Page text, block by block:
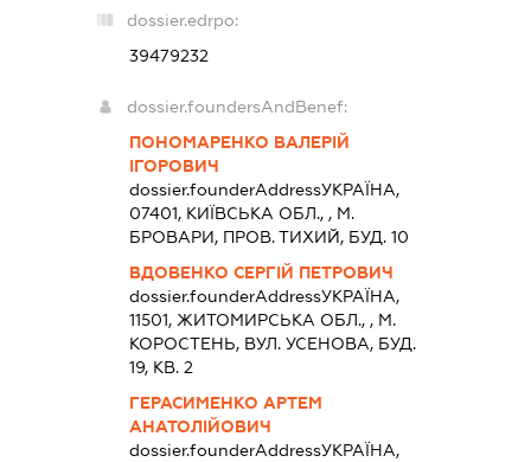
dossier.edrpo:
39479232
dossier.foundersAndBenef:
ПОНОМАРЕНКО ВАЛЕРІЙ
ІГОРОВИЧ
dossier.founderAddressУКРАЇНА,
07401, КИЇВСЬКА ОБЛ., , М.
БРОВАРИ, ПРОВ. ТИХИЙ, БУД. 10
ВДОВЕНКО СЕРГІЙ ПЕТРОВИЧ
dossier.founderAddressУКРАЇНА,
11501, ЖИТОМИРСЬКА ОБЛ., , М.
КОРОСТЕНЬ, ВУЛ. УСЕНОВА, БУД.
19, КВ. 2
ГЕРАСИМЕНКО АРТЕМ
АНАТОЛІЙОВИЧ
dossier.founderAddressУКРАЇНА,